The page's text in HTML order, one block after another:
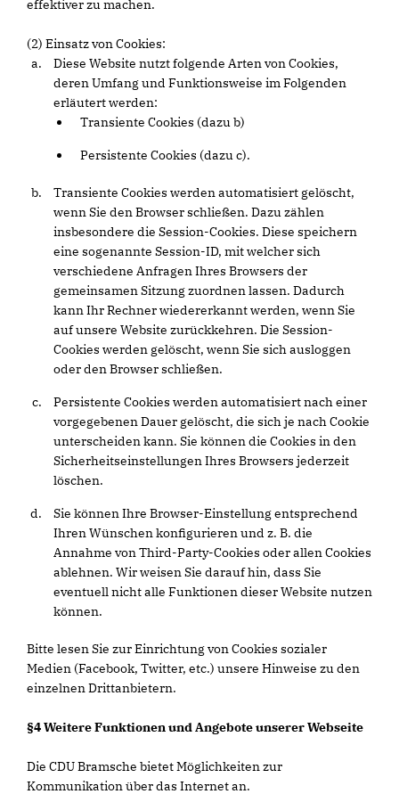
effektiver zu machen.
(2) Einsatz von Cookies:
Diese Website nutzt folgende Arten von Cookies,
deren Umfang und Funktionsweise im Folgenden
erläutert werden:
Transiente Cookies (dazu b)
Persistente Cookies (dazu c).
Transiente Cookies werden automatisiert gelöscht,
wenn Sie den Browser schließen. Dazu zählen
insbesondere die Session-Cookies. Diese speichern
eine sogenannte Session-ID, mit welcher sich
verschiedene Anfragen Ihres Browsers der
gemeinsamen Sitzung zuordnen lassen. Dadurch
kann Ihr Rechner wiedererkannt werden, wenn Sie
auf unsere Website zurückkehren. Die Session-
Cookies werden gelöscht, wenn Sie sich ausloggen
oder den Browser schließen.
Persistente Cookies werden automatisiert nach einer
vorgegebenen Dauer gelöscht, die sich je nach Cookie
unterscheiden kann. Sie können die Cookies in den
Sicherheitseinstellungen Ihres Browsers jederzeit
löschen.
Sie können Ihre Browser-Einstellung entsprechend
Ihren Wünschen konfigurieren und z. B. die
Annahme von Third-Party-Cookies oder allen Cookies
ablehnen. Wir weisen Sie darauf hin, dass Sie
eventuell nicht alle Funktionen dieser Website nutzen
können.
Bitte lesen Sie zur Einrichtung von Cookies sozialer
Medien (Facebook, Twitter, etc.) unsere Hinweise zu den
einzelnen Drittanbietern.
§4 Weitere Funktionen und Angebote unserer Webseite
Die CDU Bramsche bietet Möglichkeiten zur
Kommunikation über das Internet an.